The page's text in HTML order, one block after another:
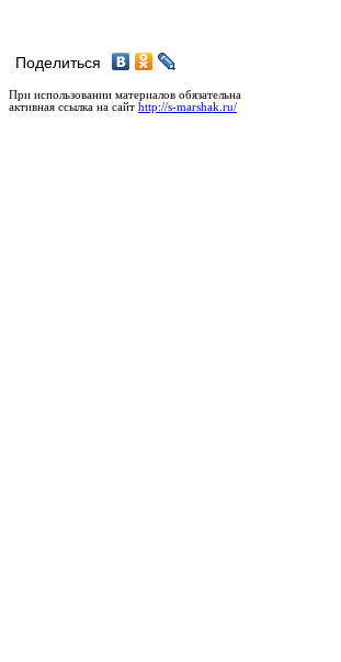
Поделиться
При использовании материалов обязательна
активная ссылка на сайт http://s-marshak.ru/